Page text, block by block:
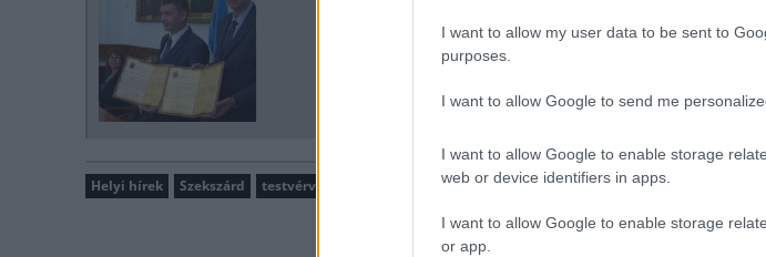
I want to allow my user data to be sent to
purposes.
I want to allow Google to send me
I want to allow Google to enable storage
web or device identifiers in apps.
I want to allow Google to enable storage
or app.
Helyi hírek Szekszárd testvérváros